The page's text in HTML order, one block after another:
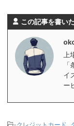
この記事を書い
イ
ー
-クレジットカード